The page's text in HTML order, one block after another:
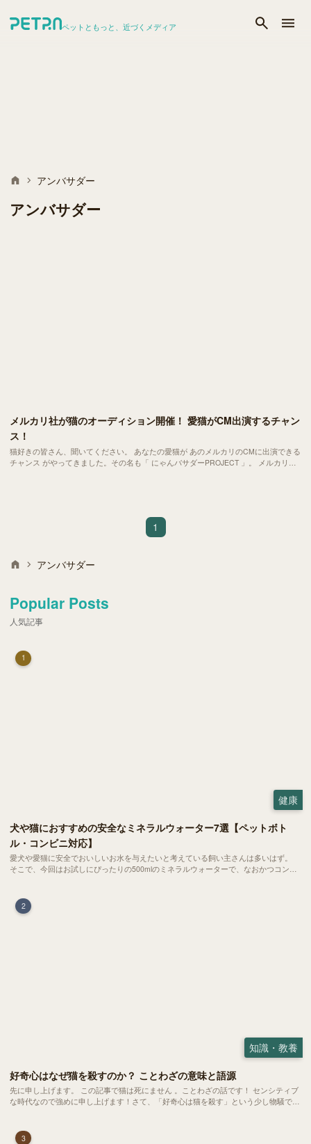
ペットともっと、近づくメディア
アンバサダー
アンバサダー
メルカリ社が猫のオーディション開催！ 愛猫がCM出演するチャン
ス！
猫好きの皆さん、聞いてください。 あなたの愛猫が あのメルカリのCMに出演できる
チャンス がやってきました。その名も「 にゃんバサダーPROJECT 」。 メルカリが
1
アンバサダー
Popular Posts
人気記事
1
健康
犬や猫におすすめの安全なミネラルウォーター7選【ペットボト
ル・コンビニ対応】
愛犬や愛猫に安全でおいしいお水を与えたいと考えている飼い主さんは多いはず。
そこで、今回はお試しにぴったりの500mlのミネラルウォーターで、なおかつコンビ
2
知識・教養
好奇心はなぜ猫を殺すのか？ ことわざの意味と語源
先に申し上げます。 この記事で猫は死にません 。ことわざの話です！ センシティブ
な時代なので強めに申し上げます！さて、「好奇心は猫を殺す」という少し物騒で、
3